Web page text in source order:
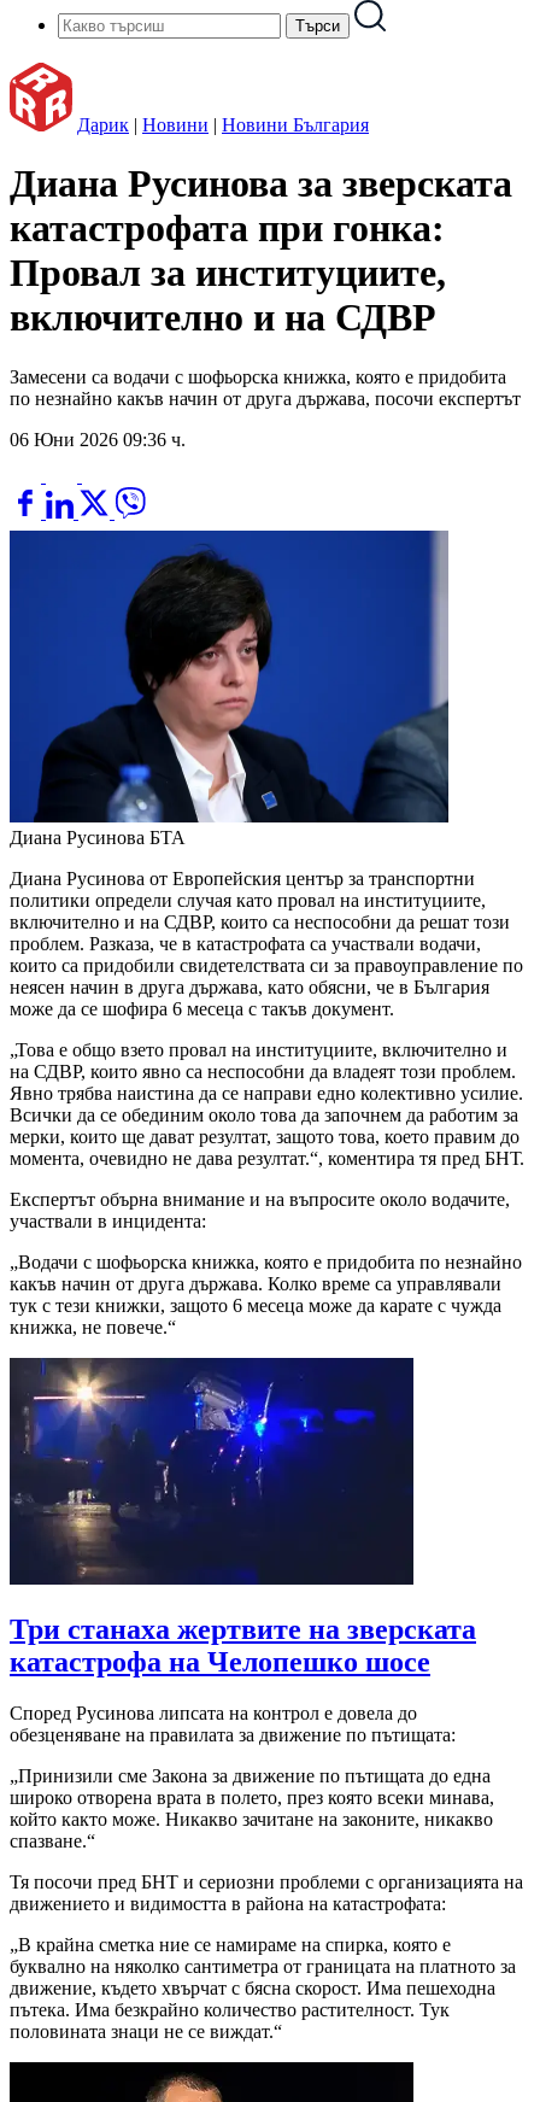
Дарик | Новини | Новини България
Диана Русинова за зверската
катастрофата при гонка:
Провал за институциите,
включително и на СДВР
Замесени са водачи с шофьорска книжка, която е придобита
по незнайно какъв начин от друга държава, посочи експертът
06 Юни 2026 09:36 ч.
Диана Русинова БТА
Диана Русинова от Европейския център за транспортни
политики определи случая като провал на институциите,
включително и на СДВР, които са неспособни да решат този
проблем. Разказа, че в катастрофата са участвали водачи,
които са придобили свидетелствата си за правоуправление по
неясен начин в друга държава, като обясни, че в България
може да се шофира 6 месеца с такъв документ.
„Това е общо взето провал на институциите, включително и
на СДВР, които явно са неспособни да владеят този проблем.
Явно трябва наистина да се направи едно колективно усилие.
Всички да се обединим около това да започнем да работим за
мерки, които ще дават резултат, защото това, което правим до
момента, очевидно не дава резултат.“, коментира тя пред БНТ.
Експертът обърна внимание и на въпросите около водачите,
участвали в инцидента:
„Водачи с шофьорска книжка, която е придобита по незнайно
какъв начин от друга държава. Колко време са управлявали
тук с тези книжки, защото 6 месеца може да карате с чужда
книжка, не повече.“
Три станаха жертвите на зверската
катастрофа на Челопешко шосе
Според Русинова липсата на контрол е довела до
обезценяване на правилата за движение по пътищата:
„Принизили сме Закона за движение по пътищата до една
широко отворена врата в полето, през която всеки минава,
който както може. Никакво зачитане на законите, никакво
спазване.“
Тя посочи пред БНТ и сериозни проблеми с организацията на
движението и видимостта в района на катастрофата:
„В крайна сметка ние се намираме на спирка, която е
буквално на няколко сантиметра от границата на платното за
движение, където хвърчат с бясна скорост. Има пешеходна
пътека. Има безкрайно количество растителност. Тук
половината знаци не се виждат.“